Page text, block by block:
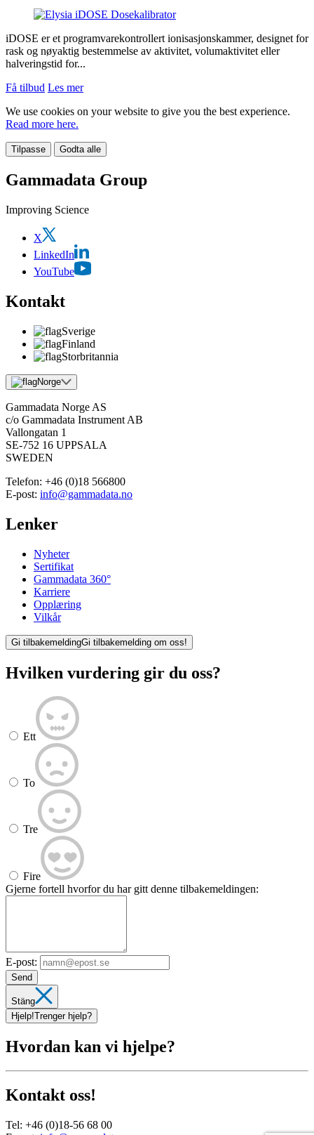
iDOSE er et programvarekontrollert ionisasjonskammer, designet for
rask og nøyaktig bestemmelse av aktivitet, volumaktivitet eller
halveringstid for...
Få tilbud Les mer
We use cookies on your website to give you the best experience.
Read more here.
Tilpasse Godta alle
Gammadata Group
Improving Science
X
LinkedIn
YouTube
Kontakt
Sverige
Finland
Storbritannia
Norge
Gammadata Norge AS
c/o Gammadata Instrument AB
Vallongatan 1
SE-752 16 UPPSALA
SWEDEN
Telefon: +46 (0)18 566800
E-post: info@gammadata.no
Lenker
Nyheter
Sertifikat
Gammadata 360°
Karriere
Opplæring
Vilkår
Gi tilbakemeldingGi tilbakemelding om oss!
Hvilken vurdering gir du oss?
Ett
To
Tre
Fire
Gjerne fortell hvorfor du har gitt denne tilbakemeldingen:
E-post:
Send
Stäng
Hjelp!Trenger hjelp?
Hvordan kan vi hjelpe?
Kontakt oss!
Tel: +46 (0)18-56 68 00